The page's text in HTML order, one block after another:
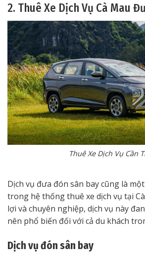
2. Thuê Xe Dịch Vụ Cà Mau
Thuê Xe Dịch Vụ Cần
Dịch vụ đưa đón sân bay cũng là
trong hệ thống thuê xe dịch vụ tại
lợi và chuyên nghiệp, dịch vụ này
nên phổ biến đối với cả du khách
Dịch vụ đón sân bay